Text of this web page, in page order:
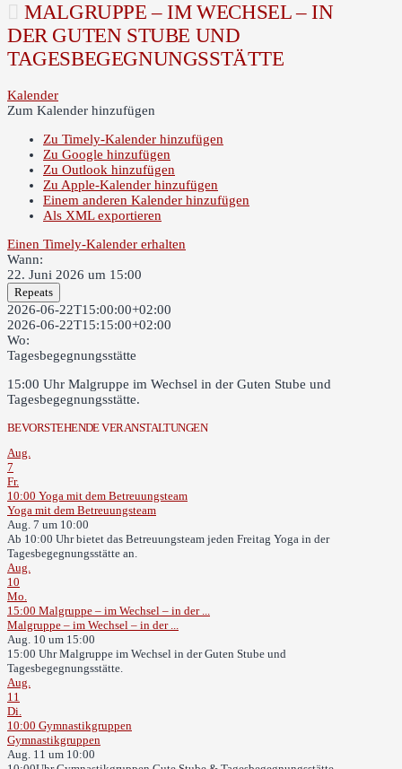
MALGRUPPE – IM WECHSEL – IN
DER GUTEN STUBE UND
TAGESBEGEGNUNGSSTÄTTE
Kalender
Zum Kalender hinzufügen
Zu Timely-Kalender hinzufügen
Zu Google hinzufügen
Zu Outlook hinzufügen
Zu Apple-Kalender hinzufügen
Einem anderen Kalender hinzufügen
Als XML exportieren
Einen Timely-Kalender erhalten
Wann:
22. Juni 2026 um 15:00
Repeats
2026-06-22T15:00:00+02:00
2026-06-22T15:15:00+02:00
Wo:
Tagesbegegnungsstätte
15:00 Uhr Malgruppe im Wechsel in der Guten Stube und
Tagesbegegnungsstätte.
BEVORSTEHENDE VERANSTALTUNGEN
Aug.
7
Fr.
10:00 Yoga mit dem Betreuungsteam
Yoga mit dem Betreuungsteam
Aug. 7 um 10:00
Ab 10:00 Uhr bietet das Betreuungsteam jeden Freitag Yoga in der
Tagesbegegnungsstätte an.
Aug.
10
Mo.
15:00 Malgruppe – im Wechsel – in der ...
Malgruppe – im Wechsel – in der ...
Aug. 10 um 15:00
15:00 Uhr Malgruppe im Wechsel in der Guten Stube und
Tagesbegegnungsstätte.
Aug.
11
Di.
10:00 Gymnastikgruppen
Gymnastikgruppen
Aug. 11 um 10:00